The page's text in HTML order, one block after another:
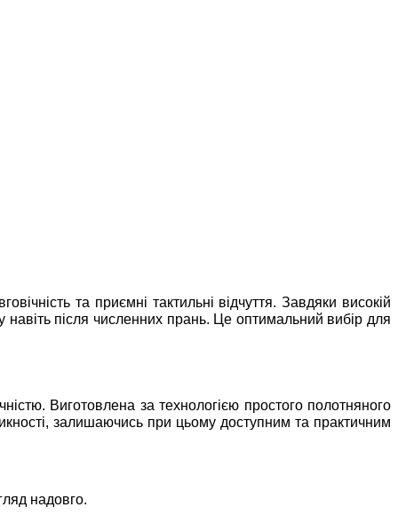
та приємні тактильні відчуття. Завдяки високій
навіть після численних прань. Це оптимальний вибір для
Виготовлена за технологією простого полотняного
залишаючись при цьому доступним та практичним
надовго.